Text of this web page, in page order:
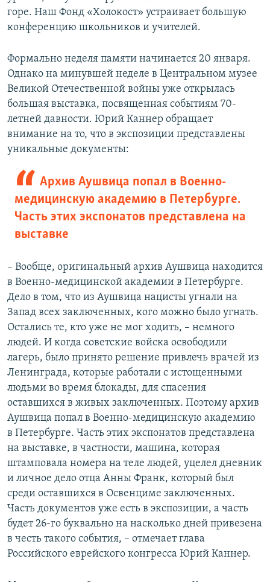
горе. Наш Фонд «Холокост» устраивает большую
конференцию школьников и учителей.
Формально неделя памяти начинается 20 января.
Однако на минувшей неделе в Центральном музее
Великой Отечественной войны уже открылась
большая выставка, посвященная событиям 70-
летней давности. Юрий Каннер обращает
внимание на то, что в экспозиции представлены
уникальные документы:
Архив Аушвица попал в Военно-
медицинскую академию в Петербурге.
Часть этих экспонатов представлена на
выставке
– Вообще, оригинальный архив Аушвица находится
в Военно-медицинской академии в Петербурге.
Дело в том, что из Аушвица нацисты угнали на
Запад всех заключенных, кого можно было угнать.
Остались те, кто уже не мог ходить, – немного
людей. И когда советские войска освободили
лагерь, было принято решение привлечь врачей из
Ленинграда, которые работали с истощенными
людьми во время блокады, для спасения
оставшихся в живых заключенных. Поэтому архив
Аушвица попал в Военно-медицинскую академию
в Петербурге. Часть этих экспонатов представлена
на выставке, в частности, машина, которая
штамповала номера на теле людей, уцелел дневник
и личное дело отца Анны Франк, который был
среди оставшихся в Освенциме заключенных.
Часть документов уже есть в экспозиции, а часть
будет 26-го буквально на насколько дней привезена
в честь такого события, – отмечает глава
Российского еврейского конгресса Юрий Каннер.